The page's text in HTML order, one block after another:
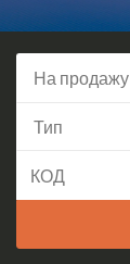
На продажу
Тип